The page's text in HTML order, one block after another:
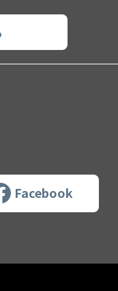
Facebook